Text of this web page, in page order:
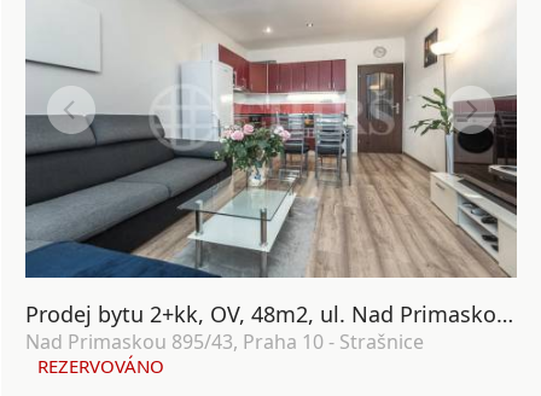
Prodej bytu 2+kk, OV, 48m2, ul. Nad Primaskou 895/43, Praha 10 - Strašnice
Nad Primaskou 895/43, Praha 10 - Strašnice
REZERVOVÁNO